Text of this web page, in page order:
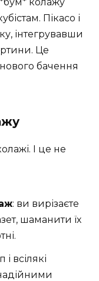
Пікасо і
інтегрувавши
Це
бачення
І це не
: ви вирізаєте
шаманити їх
всілякі